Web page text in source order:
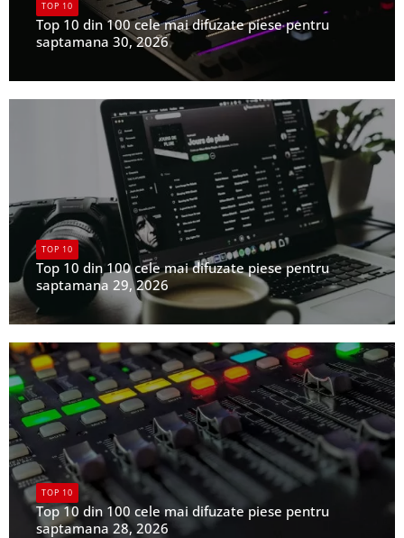
TOP 10
Top 10 din 100 cele mai difuzate piese pentru
saptamana 30, 2026
TOP 10
Top 10 din 100 cele mai difuzate piese pentru
saptamana 29, 2026
TOP 10
Top 10 din 100 cele mai difuzate piese pentru
saptamana 28, 2026